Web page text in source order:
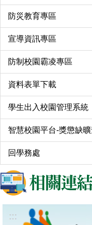
防災教育專區
宣導資訊專區
防制校園霸凌專區
資料表單下載
學生出入校園管理系統
智慧校園平台-獎懲缺
回學務處